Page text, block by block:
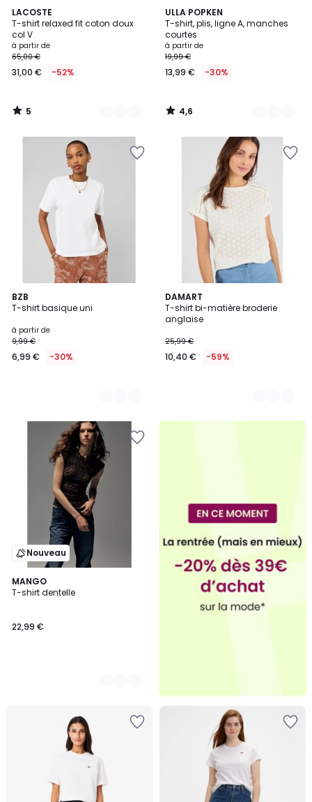
LACOSTE
T-shirt relaxed fit coton doux
col V
Prix
à
partir
31,00
€
réduction
appliquée.
à partir de
65,00 €
31,00 € -52%
5
/
5
7
Couleurs
5
/
ULLA POPKEN
T-shirt, plis, ligne A, manches
courtes
à partir de
19,99 €
13,99 € -30%
4,6
/ 5
32
Couleurs
4,6
/
BZB
T-shirt basique uni
à partir de
9,99 €
6,99 € -30%
10
Couleurs
DAMART
T-shirt bi-matière broderie
anglaise
25,99 €
10,40 € -59%
3
Couleurs
Nouveau
MANGO
T-shirt dentelle
22,99 €
2
Couleurs